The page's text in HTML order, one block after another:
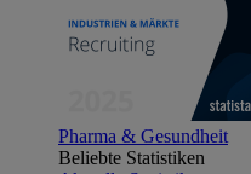
Pharma & Gesundheit
Beliebte Statistiken